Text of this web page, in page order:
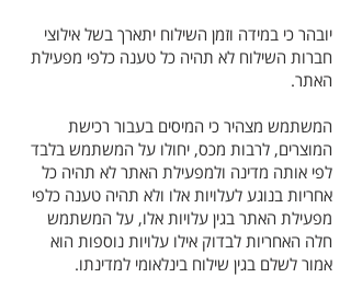
יובהר כי במידה וזמן השילוח יתארך בשל אילוצי
חברות השילוח לא תהיה כל טענה כלפי מפעילת
האתר.
המשתמש מצהיר כי המיסים בעבור רכישת
המוצרים, לרבות מכס, יחולו על המשתמש בלבד
לפי אותה מדינה ולמפעילת האתר לא תהיה כל
אחריות בנוגע לעלויות אלו ולא תהיה טענה כלפי
מפעילת האתר בגין עלויות אלו, על המשתמש
חלה האחריות לבדוק אילו עלויות נוספות הוא
אמור לשלם בגין שילוח בינלאומי למדינתו.